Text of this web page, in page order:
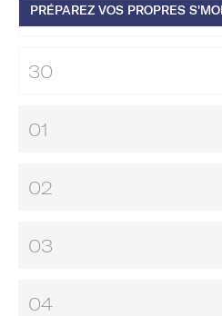
PRÉPAREZ VOS PROPRES
30
01
02
03
04